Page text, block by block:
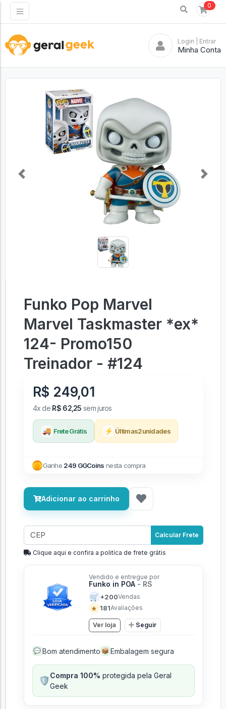
0
Login | Entrar
Minha Conta
Previous Next
Funko Pop Marvel
Marvel Taskmaster *ex*
124- Promo150
Treinador - #124
R$ 249,01
4x de R$ 62,25 sem juros
🚚 Frete Grátis ⚡ Últimas2unidades
Ganhe 249 GGCoins nesta compra
Adicionar ao carrinho
Calcular Frete
Clique aqui e confira a politíca de frete grátis
Vendido e entregue por
Funko in POA - RS
🛒 +200Vendas
★ 181Avaliações
Ver loja Seguir
💬 Bom atendimento 📦 Embalagem segura
🛡️Compra 100% protegida pela Geral
Geek